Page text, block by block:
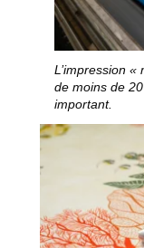
L’impression
de moins de
important.